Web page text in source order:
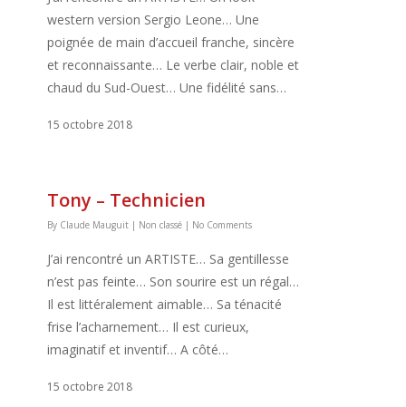
western version Sergio Leone… Une
poignée de main d’accueil franche, sincère
et reconnaissante… Le verbe clair, noble et
chaud du Sud-Ouest… Une fidélité sans…
15 octobre 2018
Tony – Technicien
By Claude Mauguit | Non classé | No Comments
J’ai rencontré un ARTISTE… Sa gentillesse
n’est pas feinte… Son sourire est un régal…
Il est littéralement aimable… Sa ténacité
frise l’acharnement… Il est curieux,
imaginatif et inventif… A côté…
15 octobre 2018